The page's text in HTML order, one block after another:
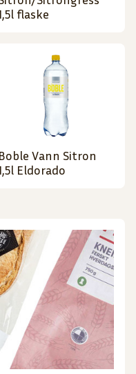
flaske
Boble Vann Sitron
Eldorado